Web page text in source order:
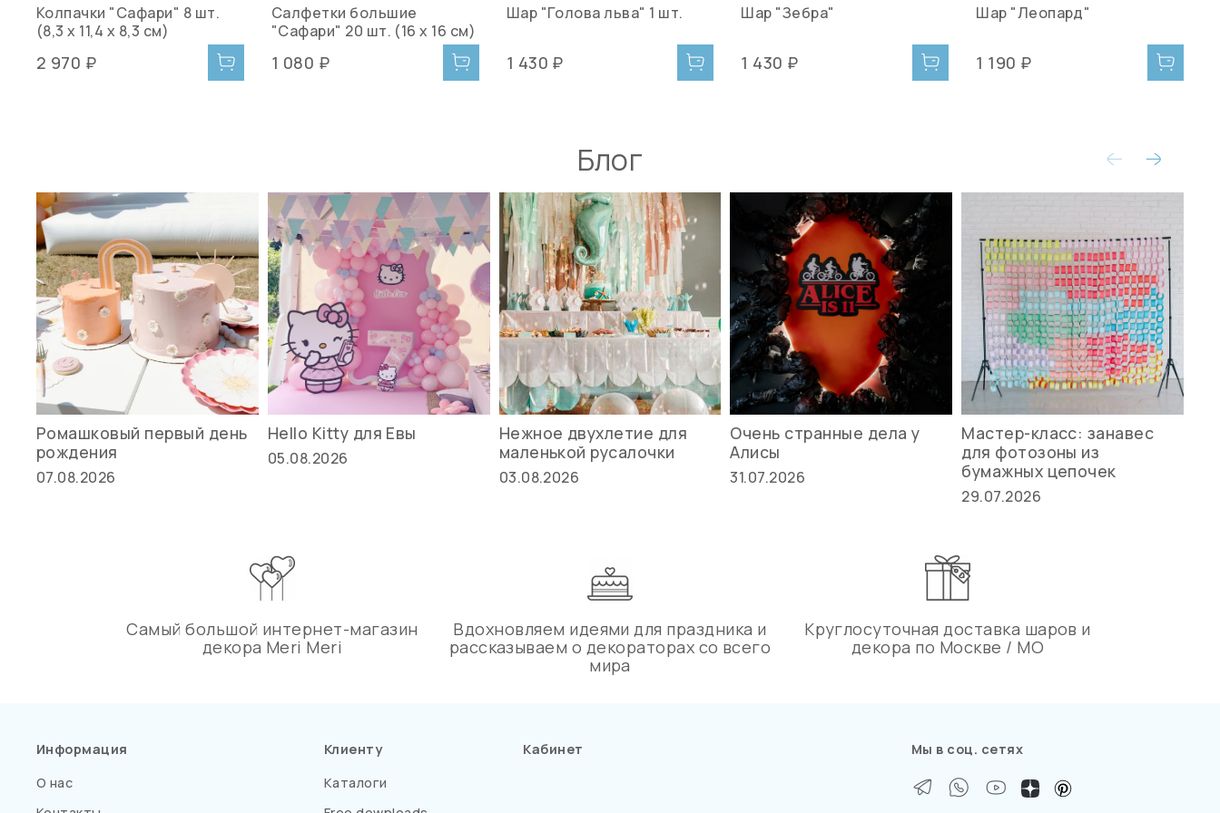
Колпачки "Сафари" 8 шт.
(8,3 х 11,4 х 8,3 см)
2 970 ₽
Салфетки большие
"Сафари" 20 шт. (16 х 16 см)
1 080 ₽
Шар "Голова льва" 1 шт.
1 430 ₽
Шар "Зебра"
1 430 ₽
Шар "Леопард"
1 190 ₽
Блог
Ромашковый первый день
рождения
07.08.2026
Hello Kitty для Евы
05.08.2026
Нежное двухлетие для
маленькой русалочки
03.08.2026
Очень странные дела у
Алисы
31.07.2026
Мастер-класс: занавес
для фотозоны из
бумажных цепочек
29.07.2026
Самый большой интернет-магазин
декора Meri Meri
Вдохновляем идеями для праздника и
рассказываем о декораторах со всего
мира
Круглосуточная доставка шаров и
декора по Москве / МО
Информация
О нас
Клиенту
Каталоги
Кабинет Мы в соц. сетях